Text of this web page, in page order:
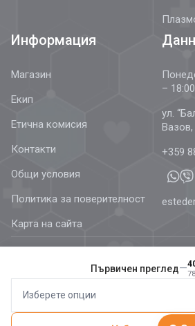
Първичен преглед—
Изберете опции
Информация
Магазин
Екип
Етична комисия
Контакти
Общи условия
Политика за поверителност
Карта на сайта
–
ул.
+359
© 2026 Estetics & Dermatology –
права запазени.